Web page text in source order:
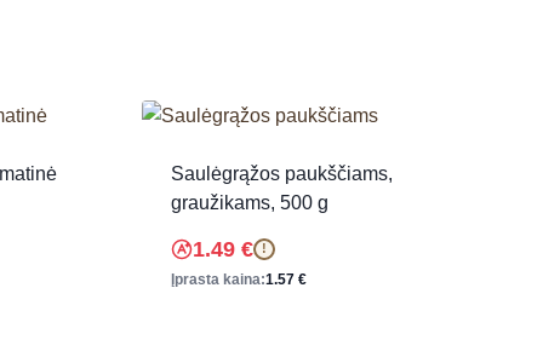
Saulėgrąžos paukščiams,
graužikams, 500 g
1.49 € !
Įprasta kaina:1.57 €